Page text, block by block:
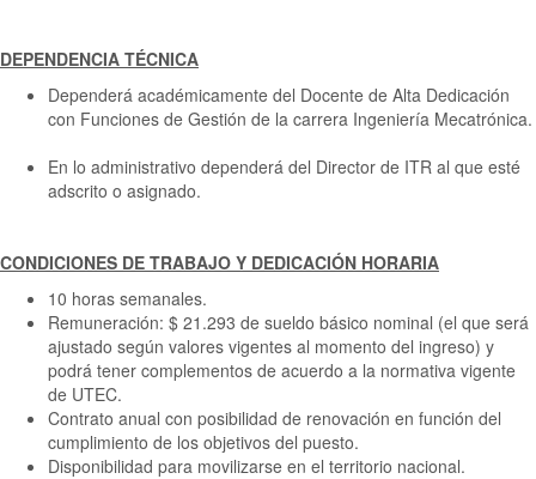
DEPENDENCIA TÉCNICA
Dependerá académicamente del Docente de Alta Dedicación
con Funciones de Gestión de la carrera Ingeniería Mecatrónica.
En lo administrativo dependerá del Director de ITR al que esté
adscrito o asignado. ​
CONDICIONES DE TRABAJO Y DEDICACIÓN HORARIA
10 horas semanales.
Remuneración: $ 21.293 de sueldo básico nominal (el que será
ajustado según valores vigentes al momento del ingreso) y
podrá tener complementos de acuerdo a la normativa vigente
de UTEC.
Contrato anual con posibilidad de renovación en función del
cumplimiento de los objetivos del puesto.
Disponibilidad para movilizarse en el territorio nacional.